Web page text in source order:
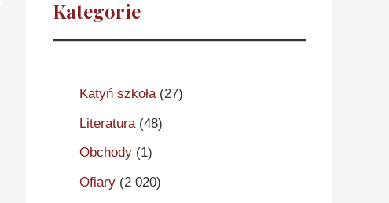
Kategorie
Katyń szkoła (27)
Literatura (48)
Obchody (1)
Ofiary (2 020)